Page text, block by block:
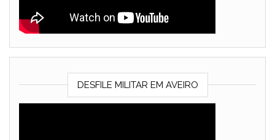
DESFILE MILITAR EM AVEIRO